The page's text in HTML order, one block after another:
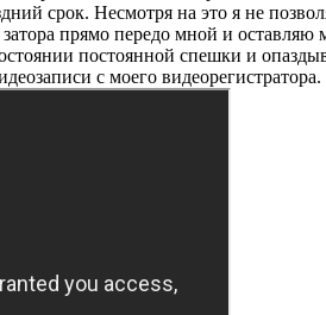
срок. Несмотря на это я не
прямо передо мной и оставляю
постоянной спешки и
с моего видеорегистратора.